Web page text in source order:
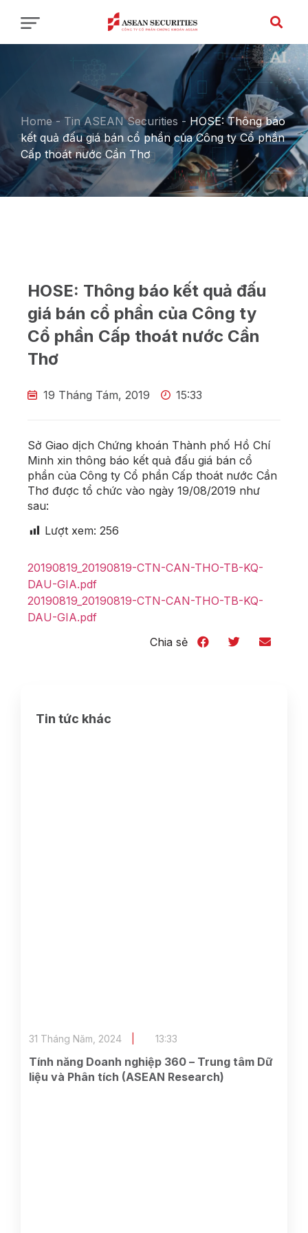
Home - Tin ASEAN Securities - HOSE: Thông báo
kết quả đấu giá bán cổ phần của Công ty Cổ phần
Cấp thoát nước Cần Thơ
HOSE: Thông báo kết quả đấu
giá bán cổ phần của Công ty
Cổ phần Cấp thoát nước Cần
Thơ
19 Tháng Tám, 2019 15:33
Sở Giao dịch Chứng khoán Thành phố Hồ Chí
Minh xin thông báo kết quả đấu giá bán cổ
phần của Công ty Cổ phần Cấp thoát nước Cần
Thơ được tổ chức vào ngày 19/08/2019 như
sau:
Lượt xem: 256
20190819_20190819-CTN-CAN-THO-TB-KQ-
DAU-GIA.pdf
20190819_20190819-CTN-CAN-THO-TB-KQ-
DAU-GIA.pdf
Chia sẻ
Tin tức khác
Tính năng Doanh nghiệp 360 – Trung tâm Dữ
liệu và Phân tích (ASEAN Research)
31 Tháng Năm, 2024 13:33